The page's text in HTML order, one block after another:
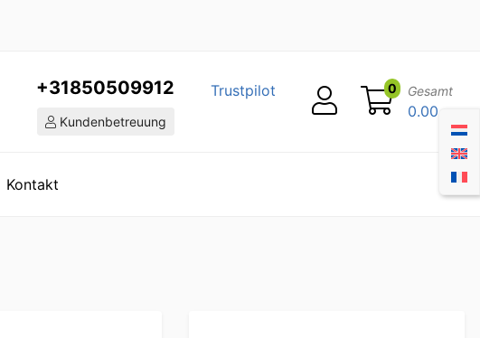
+31850509912
Kundenbetreuung
Trustpilot 0 Gesamt
0.00
Kontakt